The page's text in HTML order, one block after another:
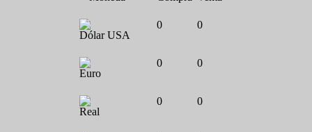
Dólar USA
0 0
Euro
0 0
Real
0 0